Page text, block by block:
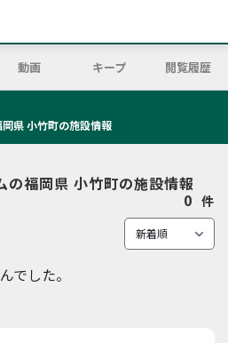
動画 キープ 閲覧履歴
県 小竹町の施設情報
の福岡県 小竹町の施設情報
0 件
でした。